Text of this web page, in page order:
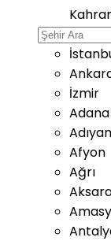
İzmir
Adana
Afyon
Ağrı